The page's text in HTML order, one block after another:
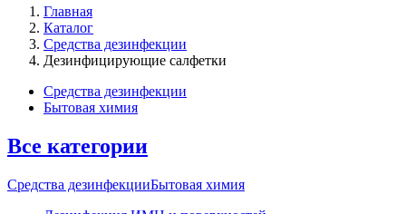
Главная
Каталог
Средства дезинфекции
Дезинфицирующие салфетки
Средства дезинфекции
Бытовая химия
Все категории
Средства дезинфекцииБытовая химия